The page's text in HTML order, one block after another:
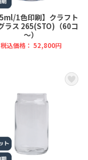
1色印刷】クラフト
ラス 265(STO)（60コ
～）
税込価格： 52,800円